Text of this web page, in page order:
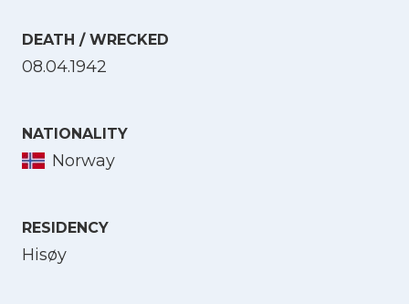
DEATH / WRECKED
08.04.1942
NATIONALITY
Norway
RESIDENCY
Hisøy
Select Language